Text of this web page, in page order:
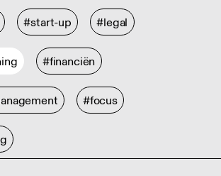
#start-up #legal
#financiën
#focus